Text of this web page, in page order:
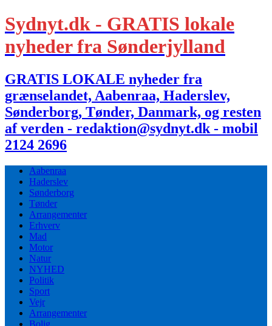
Sydnyt.dk - GRATIS lokale
nyheder fra Sønderjylland
GRATIS LOKALE nyheder fra
grænselandet, Aabenraa, Haderslev,
Sønderborg, Tønder, Danmark, og resten
af verden - redaktion@sydnyt.dk - mobil
2124 2696
Aabenraa
Haderslev
Sønderborg
Tønder
Arrangementer
Erhverv
Mad
Motor
Natur
NYHED
Politik
Sport
Vejr
Arrangementer
Bolig